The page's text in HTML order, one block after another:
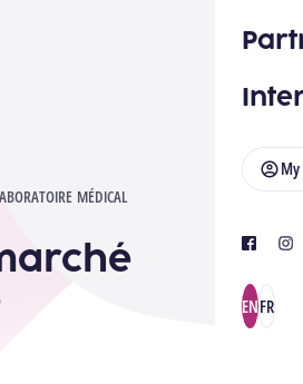
My
facebook
ENFR
MÉDICAL